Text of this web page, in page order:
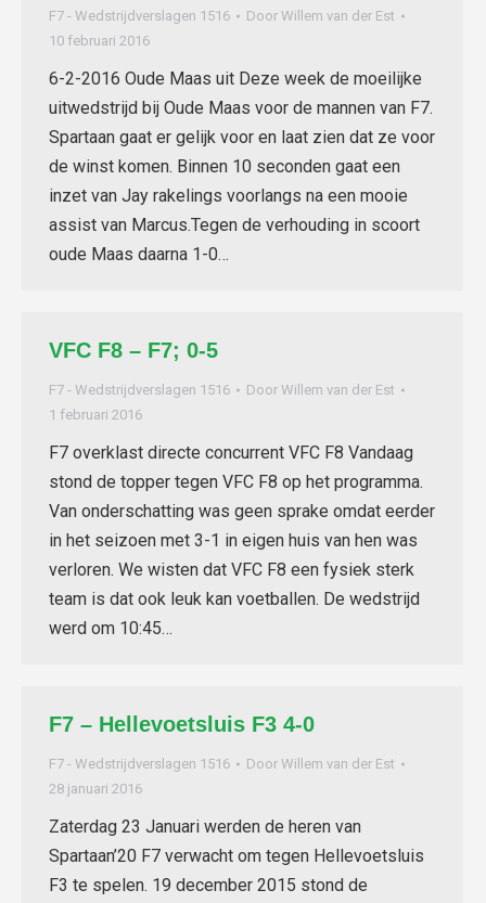
F7 - Wedstrijdverslagen 1516 Door Willem van der Est
10 februari 2016
6-2-2016 Oude Maas uit Deze week de moeilijke
uitwedstrijd bij Oude Maas voor de mannen van F7.
Spartaan gaat er gelijk voor en laat zien dat ze voor
de winst komen. Binnen 10 seconden gaat een
inzet van Jay rakelings voorlangs na een mooie
assist van Marcus.Tegen de verhouding in scoort
oude Maas daarna 1-0…
VFC F8 – F7; 0-5
F7 - Wedstrijdverslagen 1516 Door Willem van der Est
1 februari 2016
F7 overklast directe concurrent VFC F8 Vandaag
stond de topper tegen VFC F8 op het programma.
Van onderschatting was geen sprake omdat eerder
in het seizoen met 3-1 in eigen huis van hen was
verloren. We wisten dat VFC F8 een fysiek sterk
team is dat ook leuk kan voetballen. De wedstrijd
werd om 10:45…
F7 – Hellevoetsluis F3 4-0
F7 - Wedstrijdverslagen 1516 Door Willem van der Est
28 januari 2016
Zaterdag 23 Januari werden de heren van
Spartaan’20 F7 verwacht om tegen Hellevoetsluis
F3 te spelen. 19 december 2015 stond de